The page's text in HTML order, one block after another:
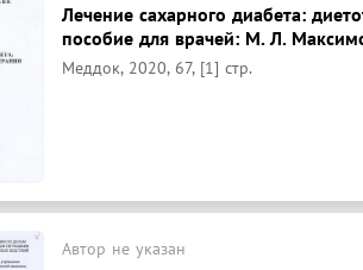
Лечение сахарного диабета:
пособие для врачей: М. Л.
Меддок, 2020, 67, [1] стр.
Автор не указан